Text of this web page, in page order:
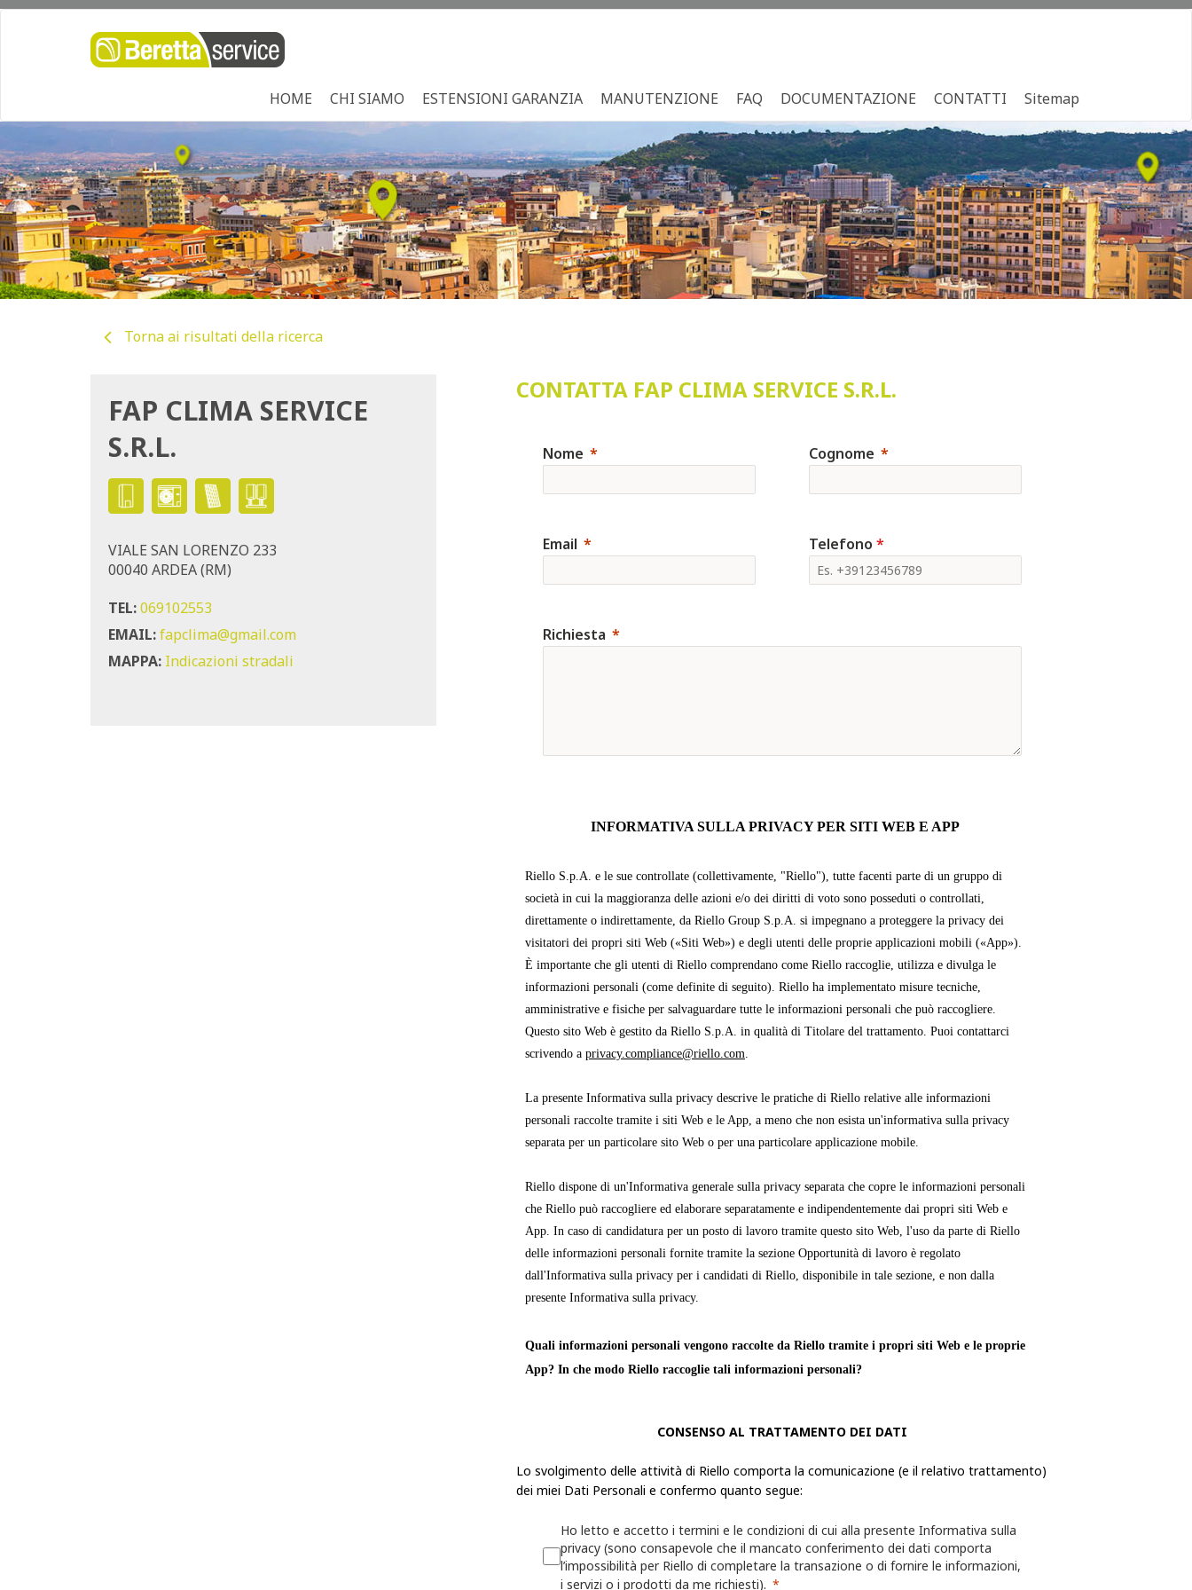
HOME CHI SIAMO ESTENSIONI GARANZIA MANUTENZIONE FAQ DOCUMENTAZIONE CONTATTI Sitemap
Torna ai risultati della ricerca
FAP CLIMA SERVICE
S.R.L.
VIALE SAN LORENZO 233
00040 ARDEA (RM)
TEL:069102553
EMAIL:fapclima@gmail.com
MAPPA: Indicazioni stradali
CONTATTA FAP CLIMA SERVICE S.R.L.
Nome Cognome
Email Telefono *
Richiesta
INFORMATIVA SULLA PRIVACY PER SITI WEB E APP
Riello S.p.A. e le sue controllate (collettivamente, "Riello"), tutte facenti parte di un gruppo di
società in cui la maggioranza delle azioni e/o dei diritti di voto sono posseduti o controllati,
direttamente o indirettamente, da Riello Group S.p.A. si impegnano a proteggere la privacy dei
visitatori dei propri siti Web («Siti Web») e degli utenti delle proprie applicazioni mobili («App»).
È importante che gli utenti di Riello comprendano come Riello raccoglie, utilizza e divulga le
informazioni personali (come definite di seguito). Riello ha implementato misure tecniche,
amministrative e fisiche per salvaguardare tutte le informazioni personali che può raccogliere.
Questo sito Web è gestito da Riello S.p.A. in qualità di Titolare del trattamento. Puoi contattarci
scrivendo a privacy.compliance@riello.com
La presente Informativa sulla privacy descrive le pratiche di Riello relative alle informazioni
personali raccolte tramite i siti Web e le App, a meno che non esista un'informativa sulla privacy
separata per un particolare sito Web o per una particolare applicazione mobile.
Riello dispone di un'Informativa generale sulla privacy separata che copre le informazioni personali
che Riello può raccogliere ed elaborare separatamente e indipendentemente dai propri siti Web e
App. In caso di candidatura per un posto di lavoro tramite questo sito Web, l'uso da parte di Riello
delle informazioni personali fornite tramite la sezione Opportunità di lavoro è regolato
dall'Informativa sulla privacy per i candidati di Riello, disponibile in tale sezione, e non dalla
presente Informativa sulla privacy.
Quali informazioni personali vengono raccolte da Riello tramite i propri siti Web e le proprie
App? In che modo Riello raccoglie tali informazioni personali?
identificabile o può essere identificata. Riello raccoglie, utilizza ed elabora le Informazioni
propri siti Web e app.
possibilità di decidere se fornirle o meno. Se l'utente sceglie di non fornire alcuna delle
Informazioni personali richieste, Riello potrebbe non essere in grado di completare la transazione o
CONSENSO AL TRATTAMENTO DEI DATI
Lo svolgimento delle attività di Riello comporta la comunicazione (e il relativo trattamento)
dei miei Dati Personali e confermo quanto segue:
Ho letto e accetto i termini e le condizioni di cui alla presente Informativa sulla
privacy (sono consapevole che il mancato conferimento dei dati comporta
l’impossibilità per Riello di completare la transazione o di fornire le informazioni,
i servizi o i prodotti da me richiesti).